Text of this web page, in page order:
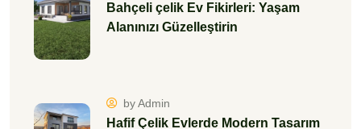
Bahçeli çelik Ev Fikirleri: Yaşam
Alanınızı Güzelleştirin
by Admin
Hafif Çelik Evlerde Modern Tasarım